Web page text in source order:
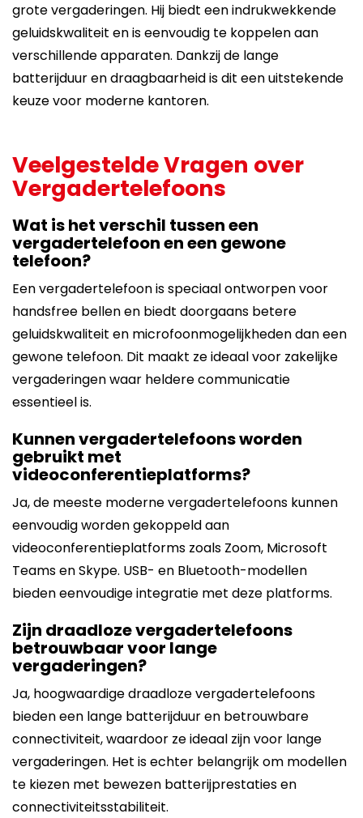
grote vergaderingen. Hij biedt een indrukwekkende
geluidskwaliteit en is eenvoudig te koppelen aan
verschillende apparaten. Dankzij de lange
batterijduur en draagbaarheid is dit een uitstekende
keuze voor moderne kantoren.
Veelgestelde Vragen over
Vergadertelefoons
Wat is het verschil tussen een
vergadertelefoon en een gewone
telefoon?
Een vergadertelefoon is speciaal ontworpen voor
handsfree bellen en biedt doorgaans betere
geluidskwaliteit en microfoonmogelijkheden dan een
gewone telefoon. Dit maakt ze ideaal voor zakelijke
vergaderingen waar heldere communicatie
essentieel is.
Kunnen vergadertelefoons worden
gebruikt met
videoconferentieplatforms?
Ja, de meeste moderne vergadertelefoons kunnen
eenvoudig worden gekoppeld aan
videoconferentieplatforms zoals Zoom, Microsoft
Teams en Skype. USB- en Bluetooth-modellen
bieden eenvoudige integratie met deze platforms.
Zijn draadloze vergadertelefoons
betrouwbaar voor lange
vergaderingen?
Ja, hoogwaardige draadloze vergadertelefoons
bieden een lange batterijduur en betrouwbare
connectiviteit, waardoor ze ideaal zijn voor lange
vergaderingen. Het is echter belangrijk om modellen
te kiezen met bewezen batterijprestaties en
connectiviteitsstabiliteit.